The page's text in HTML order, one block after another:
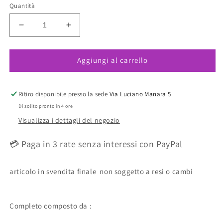
Quantità
Diminuisci
quantità
per
Soft
ULTIME
TAGLIE
CONSEGNA
Aumenta
quantità
per
Reggiseno
Soft
ULTIME
CONSEGNA
Aggiungi al carrello
Ritiro disponibile presso la sede Via Luciano Manara 5
Di solito pronto in 4 ore
Visualizza i dettagli del negozio
💳 Paga in 3 rate senza interessi con PayPal
articolo in svendita finale non soggetto a resi o cambi
Completo composto da :